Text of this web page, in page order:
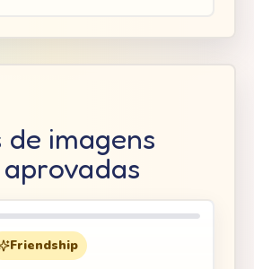
de imagens
Friendship